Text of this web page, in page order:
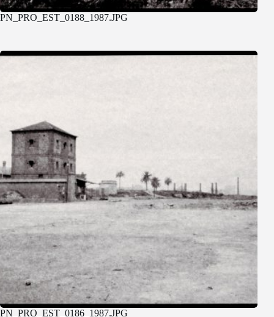
PN_PRO_EST_0188_1987.JPG
PN_PRO_EST_0186_1987.JPG